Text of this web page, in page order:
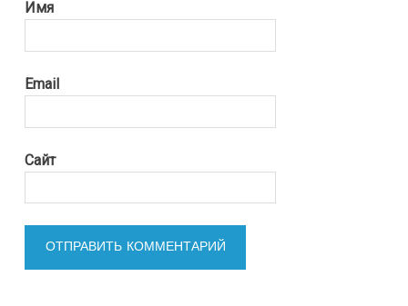
Имя
Email
Сайт